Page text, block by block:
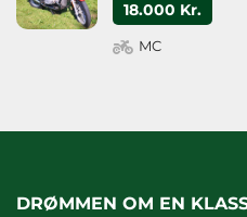
18.000 Kr.
MC
DRØMMEN OM EN